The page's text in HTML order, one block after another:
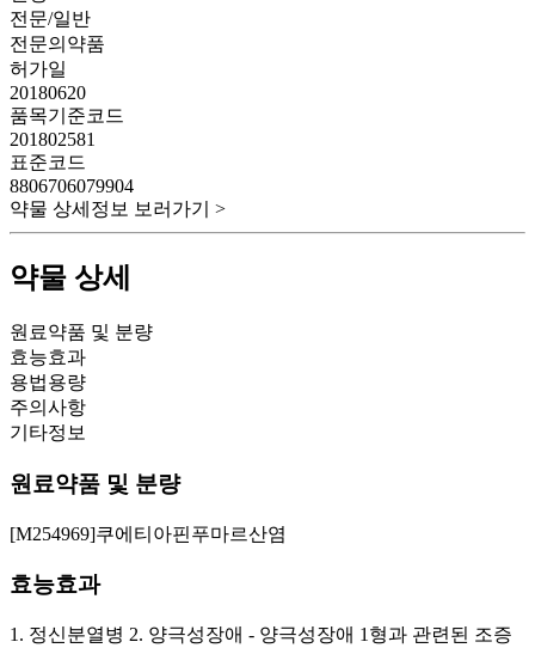
전문/일반
전문의약품
허가일
20180620
품목기준코드
201802581
표준코드
8806706079904
약물 상세정보 보러가기 >
약물 상세
원료약품 및 분량
효능효과
용법용량
주의사항
기타정보
원료약품 및 분량
[M254969]쿠에티아핀푸마르산염
효능효과
1. 정신분열병 2. 양극성장애 - 양극성장애 1형과 관련된 조증